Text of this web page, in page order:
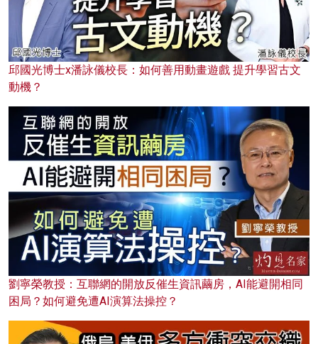
邱國光博士x潘詠儀校長：如何善用動畫遊戲 提升學習古文
動機？
劉寧榮教授：互聯網的開放反催生資訊繭房，AI能避開相同
困局？如何避免遭AI演算法操控？